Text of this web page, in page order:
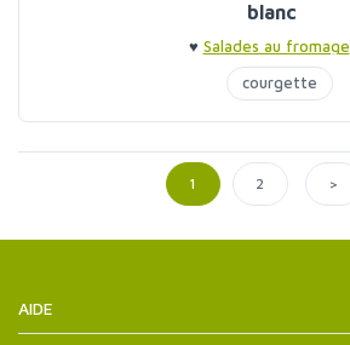
blanc
♥ Salades au fromage
courgette
1 2 >
AIDE